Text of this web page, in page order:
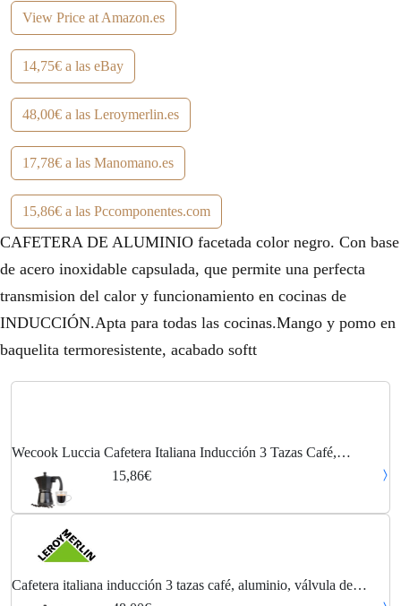
View Price at Amazon.es
14,75€ a las eBay
48,00€ a las Leroymerlin.es
17,78€ a las Manomano.es
15,86€ a las Pccomponentes.com
CAFETERA DE ALUMINIO facetada color negro. Con base
de acero inoxidable capsulada, que permite una perfecta
transmision del calor y funcionamiento en cocinas de
INDUCCIÓN.Apta para todas las cocinas.Mango y pomo en
baquelita termoresistente, acabado softt
Wecook Luccia Cafetera Italiana Inducción 3 Tazas Café,
Aluminio, Válvula De Seguridad, Vitrocerámica
15,86€
Cafetera italiana inducción 3 tazas café, aluminio, válvula de
seguridad, vitrocerámica, gas, wecook, negro, , luccia